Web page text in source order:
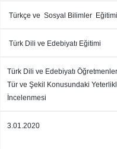
Türkçe ve Sosyal Bilimler
Türk Dili ve Edebiyatı Eğitimi
Türk Dili ve Edebiyatı
Tür ve Şekil Konusundaki
İncelenmesi
3.01.2020